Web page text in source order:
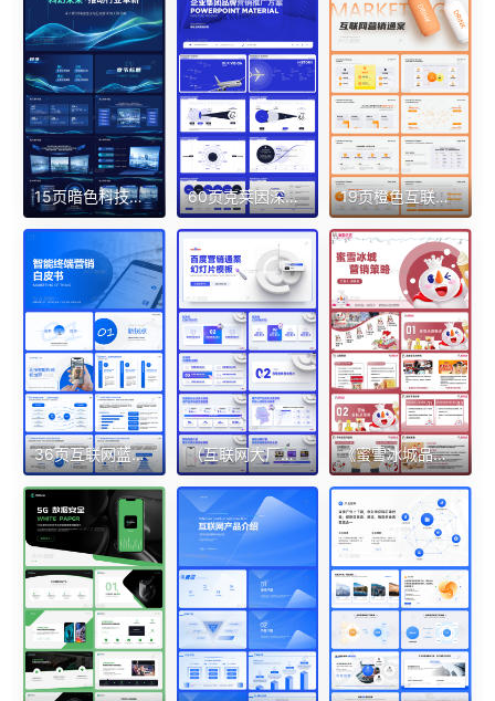
15页暗色科技互联网蓝绿色行业革新发展PPT模板 60页克莱因深蓝色超质感集团品牌营销推广方案精品PPT带切换动画 19页橙色互联网产品品牌营销商业计划晋升报告逻辑图PPT模版
36页互联网蓝白行业分析报告传媒大学PPT模板 （互联网大厂专题02）62页原创百度定制蓝色主题3D立体感PPT模板 《蜜雪冰城品牌营销策略》市场调研分析28页PPT完整模板